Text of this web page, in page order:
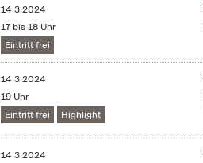
14.3.2024
17 bis 18 Uhr
Eintritt frei
14.3.2024
19 Uhr
Eintritt frei
Highlight
14.3.2024